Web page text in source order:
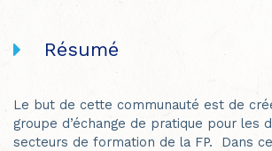
Résumé
Le but de cette communauté est de
groupe d’échange de pratique pour les
secteurs de formation de la FP. Dans